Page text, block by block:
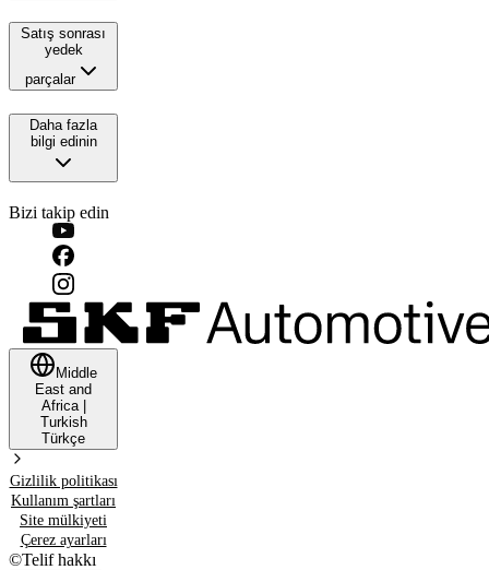
Satış sonrası
yedek
parçalar
Daha fazla
bilgi edinin
Bizi takip edin
Middle
East and
Africa|
Turkish
Türkçe
Gizlilik politikası
Kullanım şartları
Site mülkiyeti
Çerez ayarları
©Telif hakkı